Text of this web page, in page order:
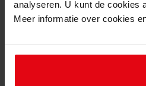
analyseren. U kunt de cookies
Meer informatie over cookies
Beschrijving:
Bouwen van twee
Datum vergunning:
16-12-1986